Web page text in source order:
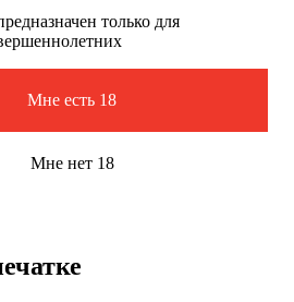
только для
Мне есть 18
Мне нет 18